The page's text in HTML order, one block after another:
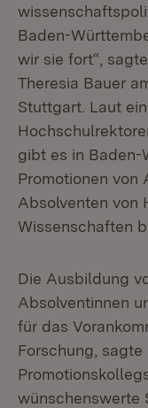
Baden-
wir sie fort“,
Theresia Bauer
Stuttgart. Laut
gibt es in Baden-
Promotionen von
Absolventen von
Wissenschaften
Die Ausbildung
Absolventinnen
für das
Forschung, sagte
wünschenswerte